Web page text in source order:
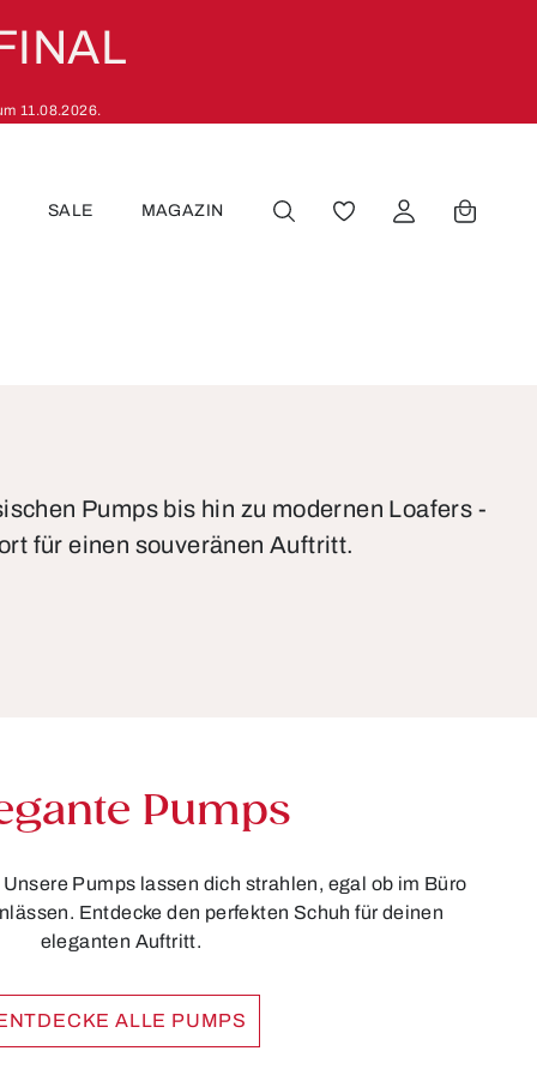
11.08.2026.
SALE MAGAZIN DU HAST 0
Pumps bis hin zu modernen Loafers -
für einen souveränen Auftritt.
Pumps
Pumps lassen dich strahlen, egal ob im Büro
Entdecke den perfekten Schuh für deinen
eleganten Auftritt.
ALLE PUMPS